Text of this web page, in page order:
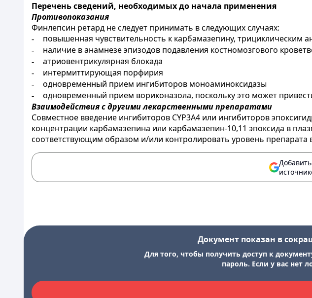
Перечень сведений, необходимых до начала применения
Противопоказания
Финлепсин ретард не следует принимать в следующих случаях:
- повышенная чувствительность к карбамазепину,
- наличие в анамнезе эпизодов подавления костномозгового
- атриовентрикулярная блокада
- интермиттирующая порфирия
- одновременный прием ингибиторов моноаминоксидазы
-
одновременный прием вориконазола, поскольку это может
Взаимодействия с другими лекарственными препаратами
Совместное введение ингибиторов CYP3A4 или ингибиторов
концентрации карбамазепина или карбамазепин-10,11 эпоксида в
соответствующим образом и/или контролировать уровень препарата
Документ показан в
Для того, чтобы получить доступ к
пароль. Если у вас нет